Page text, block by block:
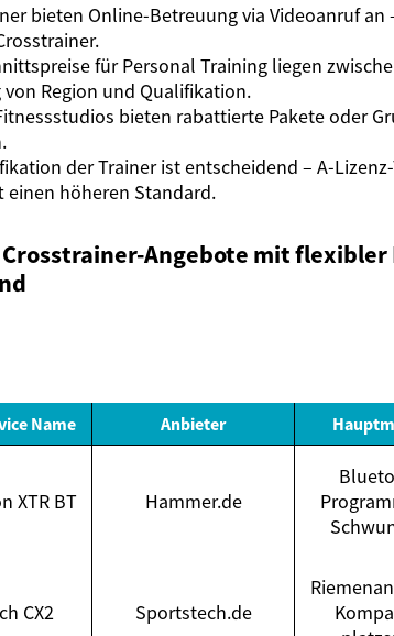
bieten Online-Betreuung via Videoanruf
für Personal Training liegen
von Region und Qualifikation.
bieten rabattierte Pakete oder
der Trainer ist entscheidend – A-
einen höheren Standard.
Angebote mit
Name Anbieter
XTR BT Hammer.de
CX2 Sportstech.de